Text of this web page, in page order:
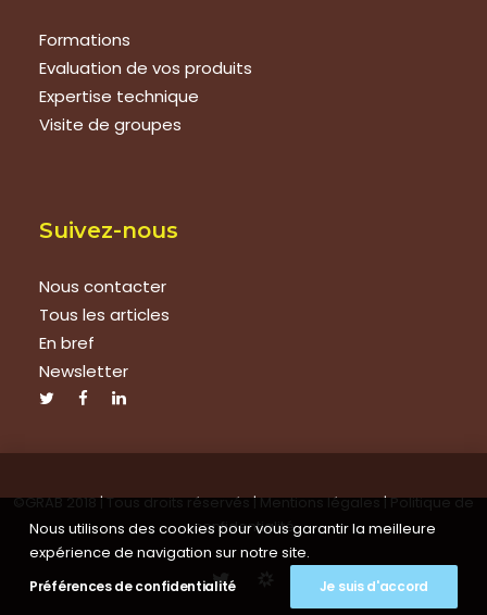
Formations
Evaluation de vos produits
Expertise technique
Visite de groupes
Suivez-nous
Nous contacter
Tous les articles
En bref
Newsletter
©GRAB 2018 | Tous droits réservés |Mentions légales|Politique de
confidentialité
Nous utilisons des cookies pour vous garantir la meilleure
expérience de navigation sur notre site.
Préférences de confidentialité Je suis d'accord